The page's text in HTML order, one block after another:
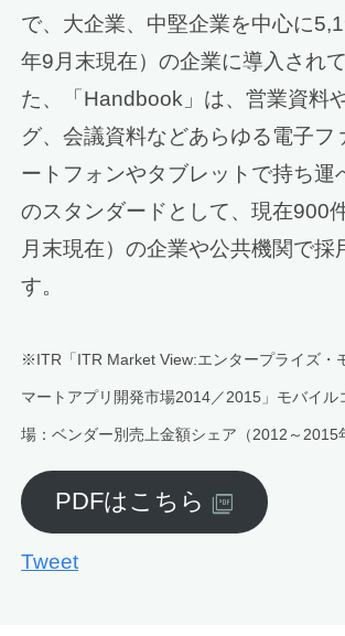
で、大企業、中堅企業を中心に
年9月末現在）の企業に導入され
た、「Handbook」は、営業資料
グ、会議資料などあらゆる電子フ
ートフォンやタブレットで持ち運
のスタンダードとして、現在900
月末現在）の企業や公共機関で採
す。
※ITR「ITR Market View:エンタープライズ・
マートアプリ開発市場2014／2015」モバイル
場：ベンダー別売上金額シェア（2012～2015
PDFはこちら
Tweet